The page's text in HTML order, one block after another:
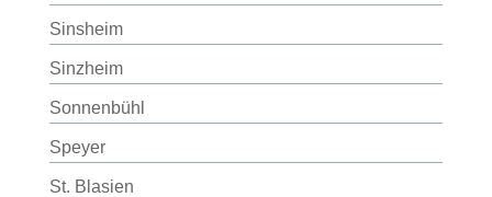
Sinsheim
Sinzheim
Sonnenbühl
Speyer
St. Blasien